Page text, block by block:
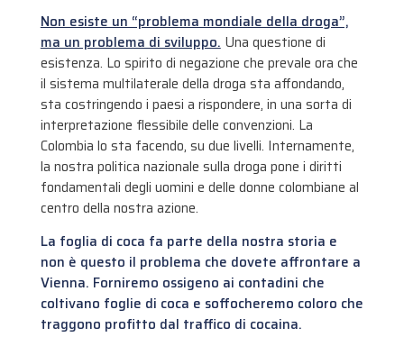
Non esiste un “problema mondiale della droga”,
ma un problema di sviluppo. Una questione di
esistenza. Lo spirito di negazione che prevale ora che
il sistema multilaterale della droga sta affondando,
sta costringendo i paesi a rispondere, in una sorta di
interpretazione flessibile delle convenzioni. La
Colombia lo sta facendo, su due livelli. Internamente,
la nostra politica nazionale sulla droga pone i diritti
fondamentali degli uomini e delle donne colombiane al
centro della nostra azione.
La foglia di coca fa parte della nostra storia e
non è questo il problema che dovete affrontare a
Vienna. Forniremo ossigeno ai contadini che
coltivano foglie di coca e soffocheremo coloro che
traggono profitto dal traffico di cocaina.